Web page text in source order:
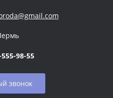
98-55
звонок